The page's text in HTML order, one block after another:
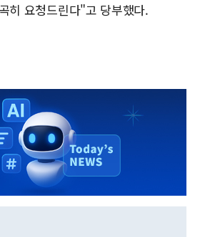
히 요청드린다"고 당부했다.